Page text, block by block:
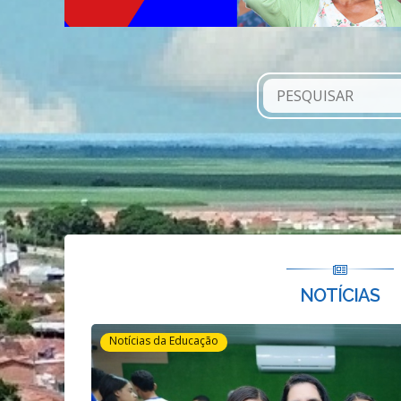
NOTÍCIAS
Notícias da Educação